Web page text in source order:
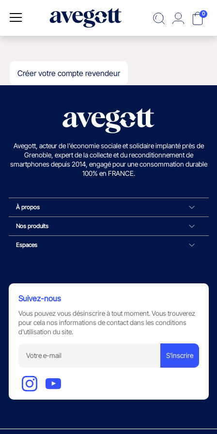
Créer votre compte revendeur
Avegott, acteur de l'économie sociale et solidaire implanté près de
Grenoble, expert de la collecte et du reconditionnement de
smartphones depuis 2014, engagé pour une consommation durable
100% en FRANCE.
À propos
Nos produits
Espaces
Suivez-nous
Vous pouvez vous désinscrire à tout moment. Vous trouverez
pour cela nos informations de contact dans les conditions
d'utilisation du site.
S'inscrire
0